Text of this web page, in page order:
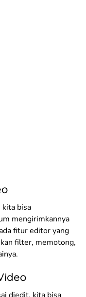
bisa
mengirimkannya
fitur editor yang
filter, memotong,